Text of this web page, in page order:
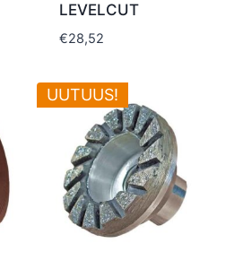
LEVELCUT
€28,52
UUTUUS!